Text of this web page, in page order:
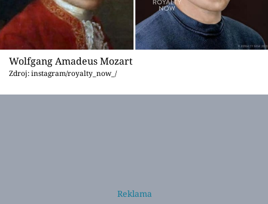
Wolfgang Amadeus Mozart
Zdroj: instagram/royalty_now_/